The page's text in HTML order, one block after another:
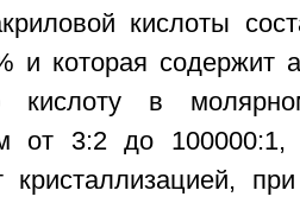
кислоты
и которая содержит
кислоту в
от 3:2 до 100000:1,
кристаллизацией,